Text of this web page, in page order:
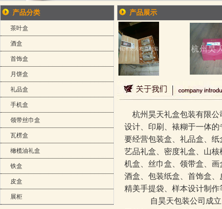
产品分类
茶叶盒
酒盒
首饰盒
月饼盒
礼品盒
手机盒
领带丝巾盒
瓦楞盒
橄榄油礼盒
铁盒
皮盒
展柜
产品展示
杭州昊天礼盒包装有限
设计、印刷、裱糊于一体
要经营包装盒、礼品盒、
艺品礼盒、密度礼盒、山
机盒、丝巾盒、领带盒、
酒盒、包装纸盒、首饰盒
精美手提袋、样本设计制作
自昊天包装公司成立以